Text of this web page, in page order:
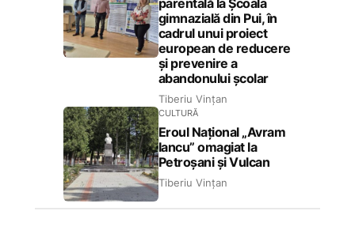
gimnazială din Pui, în
cadrul unui proiect
european de reducere
și prevenire a
abandonului școlar
Tiberiu Vințan
CULTURĂ
Eroul Național „Avram
Iancu” omagiat la
Petroșani și Vulcan
Tiberiu Vințan